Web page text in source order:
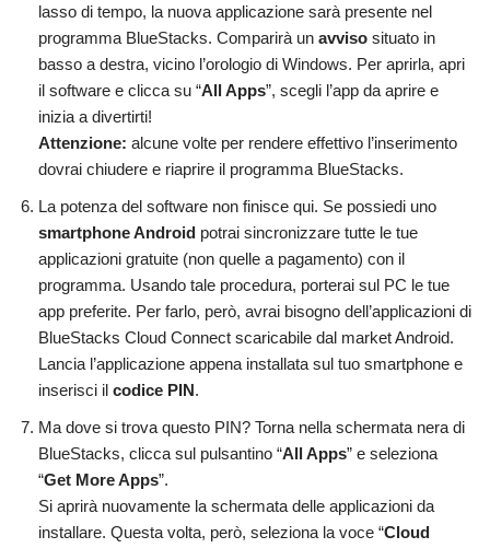
lasso di tempo, la nuova applicazione sarà presente nel
programma BlueStacks. Comparirà un avviso situato in
basso a destra, vicino l’orologio di Windows. Per aprirla, apri
il software e clicca su “All Apps”, scegli l’app da aprire e
inizia a divertirti!
Attenzione: alcune volte per rendere effettivo l’inserimento
dovrai chiudere e riaprire il programma BlueStacks.
La potenza del software non finisce qui. Se possiedi uno
smartphone Android potrai sincronizzare tutte le tue
applicazioni gratuite (non quelle a pagamento) con il
programma. Usando tale procedura, porterai sul PC le tue
app preferite. Per farlo, però, avrai bisogno dell’applicazioni di
BlueStacks Cloud Connect scaricabile dal market Android.
Lancia l’applicazione appena installata sul tuo smartphone e
inserisci il codice PIN.
Ma dove si trova questo PIN? Torna nella schermata nera di
BlueStacks, clicca sul pulsantino “All Apps” e seleziona
“Get More Apps”.
Si aprirà nuovamente la schermata delle applicazioni da
installare. Questa volta, però, seleziona la voce “Cloud